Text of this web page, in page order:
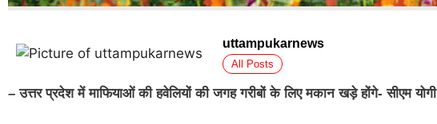
uttampukarnews
All Posts
–उत्तर प्रदेश में माफियाओं की हवेलियों की जगह गरीबों के लिए मकान खड़े होंगे- सीएम योगी